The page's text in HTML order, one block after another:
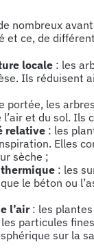
nombreux
et ce, de
locale : les
Ils réduisent
portée, les
et du sol. Ils
relative : les
Elles
sèche ;
: les
le béton ou
l’air: les plantes
particules
sur la